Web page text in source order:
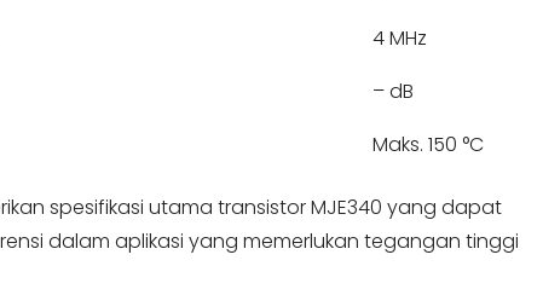
4 MHz
– dB
Maks. 150 °C
spesifikasi utama transistor MJE340 yang dapat
dalam aplikasi yang memerlukan tegangan tinggi